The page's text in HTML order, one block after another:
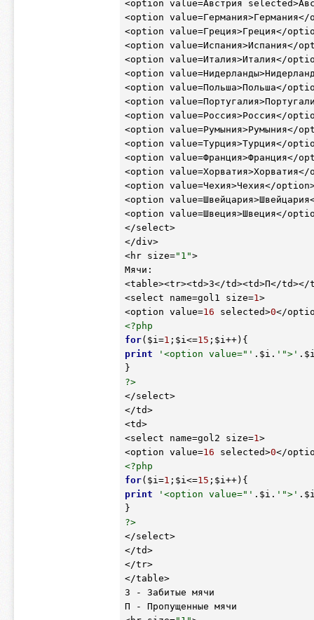
<option value=Австрия
<option
<option value=Греция>Греция</
<option value=Испания>Испания</
<option value=Италия>Италия</
<option
<option value=Польша>Польша</
<option
<option value=Россия>Россия</
<option value=Румыния>Румыния</
<option value=Турция>Турция</
<option value=Франция>Франция</
<option
<option value=Чехия>Чехия</
<option
<option value=Швеция>Швеция</
</select>
</div>
<hr size="1">
Мячи:
<table><tr><td>З</td><td>П</
<select name=gol1 size=1 >
<option value=16 selected>0
<?php
for( $i =1 ; $i <=15 ; $i
print
'<option value="' . $i . '">' .
?>
</select>
</td>
<td>
<select name=gol2 size=1 >
<option value=16 selected>0
<?php
for( $i =1 ; $i <=15 ; $i
print
'<option value="' . $i . '">' .
?>
</select>
</td>
</tr>
</table>
З - Забитые мячи
П - Пропущенные мячи